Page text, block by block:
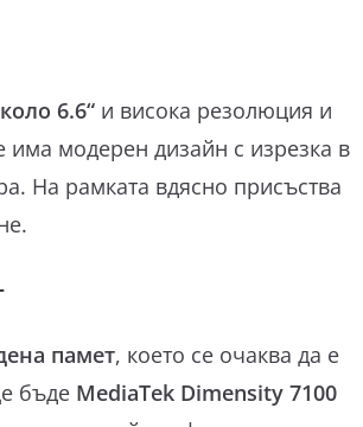
6.6“ и висока резолюция и
има модерен дизайн с изрезка в
На рамката вдясно присъства
памет, което се очаква да е
бъде MediaTek Dimensity 7100